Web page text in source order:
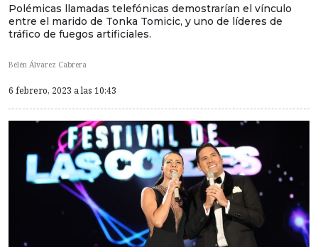
Polémicas llamadas telefónicas demostrarían el vínculo
entre el marido de Tonka Tomicic, y uno de líderes de
tráfico de fuegos artificiales.
Belén Álvarez Cabrera
6 febrero, 2023 a las 10:43